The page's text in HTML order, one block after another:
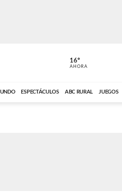
ABC CARDINAL
16º
AHORA
ESPECTÁCULOS ABC RURAL JUEGOS